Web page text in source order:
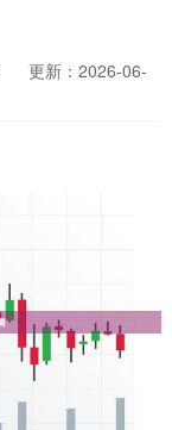
更新：2026-06-